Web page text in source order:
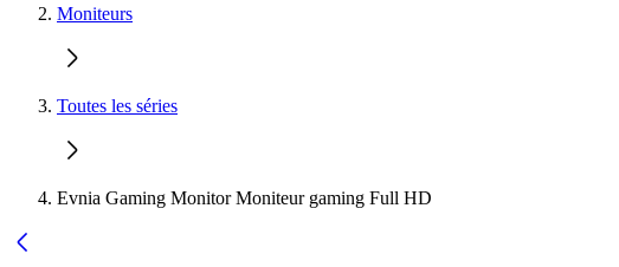
Moniteurs
Toutes les séries
Evnia Gaming Monitor Moniteur gaming Full HD